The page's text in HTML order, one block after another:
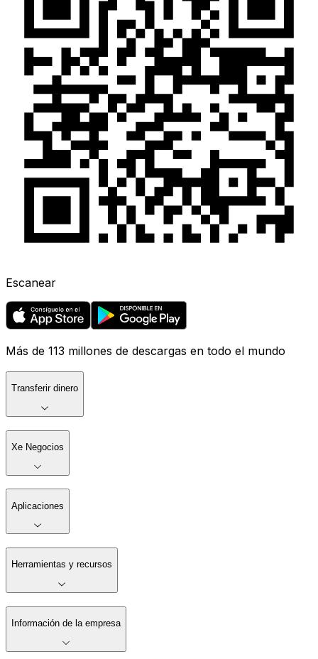
Escanear
Más de 113 millones de descargas en todo el mundo
Transferir dinero
Xe Negocios
Aplicaciones
Herramientas y recursos
Información de la empresa